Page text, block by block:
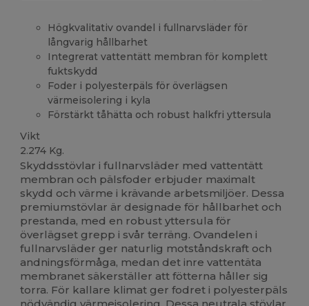
Högkvalitativ ovandel i fullnarvsläder för
långvarig hållbarhet
Integrerat vattentätt membran för komplett
fuktskydd
Foder i polyesterpäls för överlägsen
värmeisolering i kyla
Förstärkt tåhätta och robust halkfri yttersula
Vikt
2.274 Kg.
Skyddsstövlar i fullnarvsläder med vattentätt
membran och pälsfoder erbjuder maximalt
skydd och värme i krävande arbetsmiljöer. Dessa
premiumstövlar är designade för hållbarhet och
prestanda, med en robust yttersula för
överlägset grepp i svår terräng. Ovandelen i
fullnarvsläder ger naturlig motståndskraft och
andningsförmåga, medan det inre vattentäta
membranet säkerställer att fötterna håller sig
torra. För kallare klimat ger fodret i polyesterpäls